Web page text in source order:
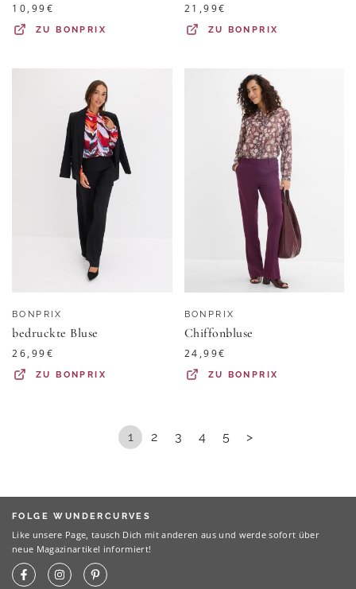
10,99€
ZUBONPRIX
21,99€
ZU BONPRIX
BONPRIX
bedruckte Bluse
26,99€
ZUBONPRIX
BONPRIX
Chiffonbluse
24,99€
ZU BONPRIX
1 2 3 4 5 >
FOLGE WUNDERCURVES
Like unsere Page, tausch Dich mit anderen aus und werde sofort über
neue Magazinartikel informiert!